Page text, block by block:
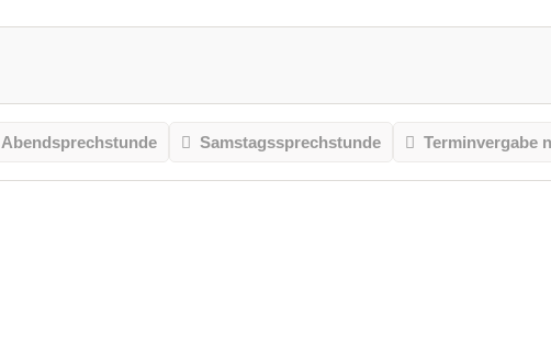
Abendsprechstunde Samstagssprechstunde Terminvergabe